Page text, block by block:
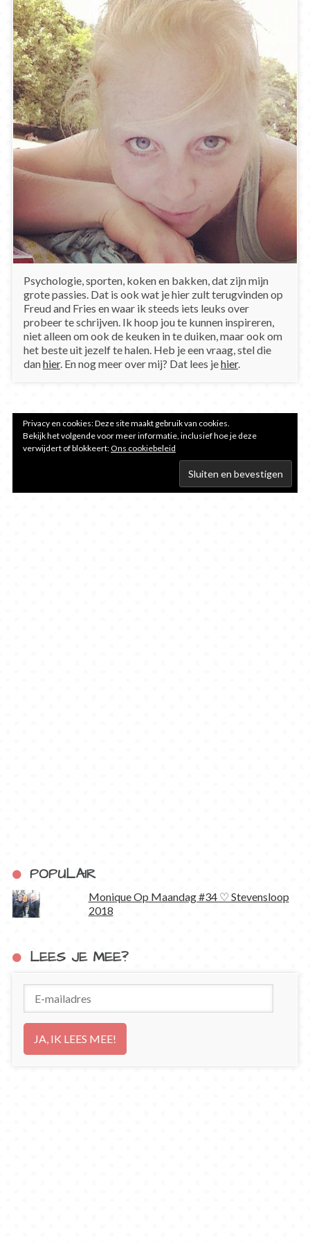
Psychologie, sporten, koken en bakken, dat zijn mijn
grote passies. Dat is ook wat je hier zult terugvinden op
Freud and Fries en waar ik steeds iets leuks over
probeer te schrijven. Ik hoop jou te kunnen inspireren,
niet alleen om ook de keuken in te duiken, maar ook om
het beste uit jezelf te halen. Heb je een vraag, stel die
danhier. En nog meer over mij? Dat lees jehier.
Privacy en cookies: Deze site maakt gebruik van cookies.
Bekijk het volgende voor meer informatie, inclusief hoe je deze
verwijdert of blokkeert:Ons cookiebeleid
POPULAIR
Monique Op Maandag #34 ♡ Stevensloop
2018
LEES JE MEE?
mailadres